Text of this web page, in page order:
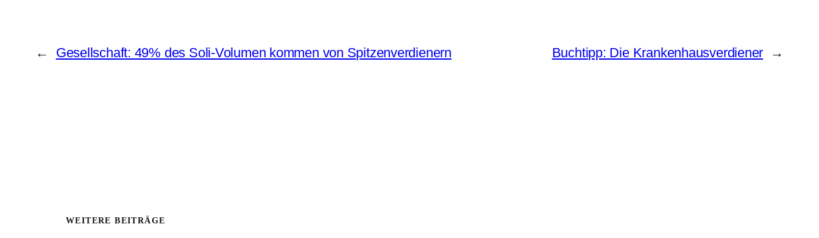
← Gesellschaft: 49% des Soli-Volumen kommen von Spitzenverdienern Buchtipp: Die Krankenhausverdiener →
WEITERE BEITRÄGE